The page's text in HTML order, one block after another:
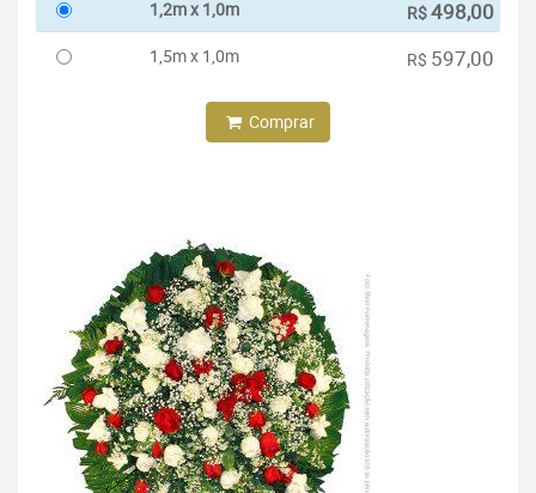
1,2m x 1,0m R$498,00
1,5m x 1,0m R$ 597,00
Comprar